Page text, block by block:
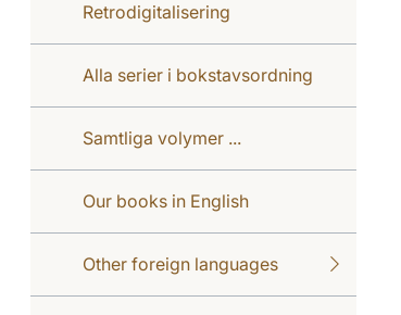
Retrodigitalisering
Alla serier i bokstavsordning
Samtliga volymer ...
Our books in English
Other foreign languages